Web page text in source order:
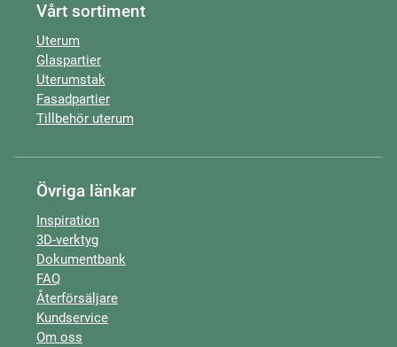
Vårt sortiment
Uterum
Glaspartier
Uterumstak
Fasadpartier
Tillbehör uterum
Övriga länkar
Inspiration
3D-verktyg
Dokumentbank
FAQ
Återförsäljare
Kundservice
Om oss